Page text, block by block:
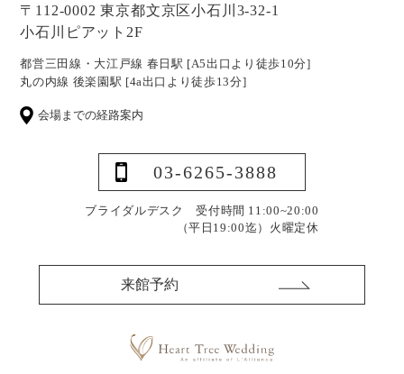
〒112-0002 東京都文京区小石川3-32-1
小石川ピアット2F
都営三田線・大江戸線 春日駅 [A5出口より徒歩10分]
丸の内線 後楽園駅 [4a出口より徒歩13分]
会場までの経路案内
03-6265-3888
ブライダルデスク 受付時間 11:00~20:00
（平日19:00迄） 火曜定休
来館予約